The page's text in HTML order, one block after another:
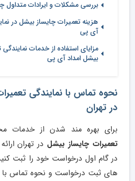
بررسی مشکلات و ایرادات متداول
هزینه تعمیرات چایساز بیشل در
آی پی
مزایای استفاده از خدمات
بیشل امداد آی پی
نحوه تماس با نمایندگی
در تهران
برای بهره مند شدن از خدمات
تعمیرات چایساز بیشل در تهران
در گام اول درخواست خود را ثبت
های ثبت درخواست و نحوه تماس با